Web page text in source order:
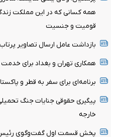
همه کسانی که در این مملکت
قومیت و جنسیت
بازداشت عامل ارسال تصاویر
همکاری تهران و بغداد برای خدمت
برنامه‌ای برای سفر به قطر و
پیگیری حقوقی جنایات جنگ
خارجه
پخش قسمت اول گفت‌وگوی